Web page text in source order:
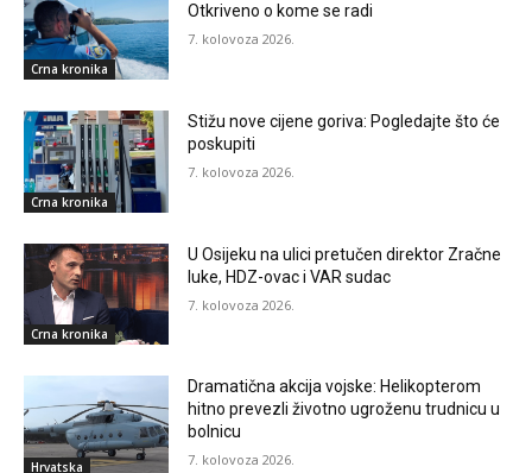
Crna kronika
Otkriveno o kome se radi
7. kolovoza 2026.
Crna kronika
Stižu nove cijene goriva: Pogledajte što će
poskupiti
7. kolovoza 2026.
Crna kronika
U Osijeku na ulici pretučen direktor Zračne
luke, HDZ-ovac i VAR sudac
7. kolovoza 2026.
Hrvatska
Dramatična akcija vojske: Helikopterom
hitno prevezli životno ugroženu trudnicu u
bolnicu
7. kolovoza 2026.